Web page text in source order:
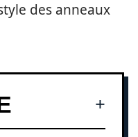
des anneaux